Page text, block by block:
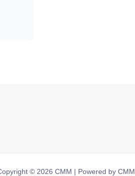
© 2026 CMM | Powered by